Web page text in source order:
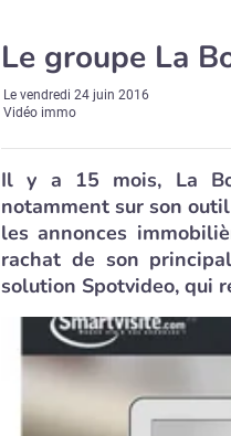
Le groupe La
Levendredi 24 juin 2016
Vidéo immo
Il y a 15 mois, La
notamment sur son
les annonces
rachat de son
solution Spotvideo, qui